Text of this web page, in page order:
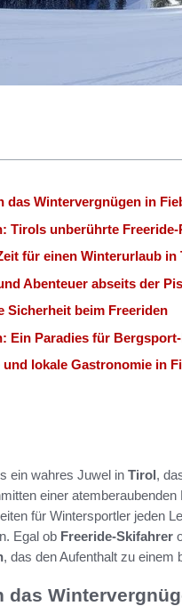
das Wintervergnügen in
Tirols unberührte Freeride-
für einen Winterurlaub in
Abenteuer abseits der
Sicherheit beim Freeriden
Ein Paradies für
lokale Gastronomie in
ein wahres Juwel in Tirol,
einer
für Wintersportler jeden
Egal ob Freeride-Skifahrer
, das den Aufenthalt zu einem
das